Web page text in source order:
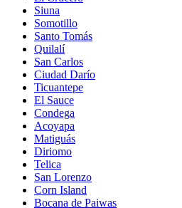
Siuna
Somotillo
Santo Tomás
Quilalí
San Carlos
Ciudad Darío
Ticuantepe
El Sauce
Condega
Acoyapa
Matiguás
Diriomo
Telica
San Lorenzo
Corn Island
Bocana de Paiwas